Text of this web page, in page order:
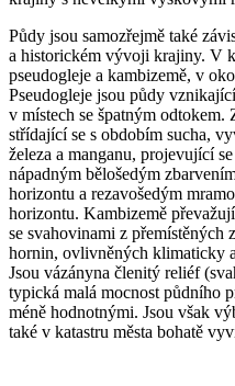
Půdy jsou samozřejmě také
a historickém vývoji krajiny. V
pseudogleje a kambizemě, v
Pseudogleje jsou půdy
v místech se špatným
střídající se s obdobím sucha,
železa a manganu, projevující
nápadným bělošedým
horizontu a rezavošedým
horizontu. Kambizemě
se svahovinami z přemístěných
hornin, ovlivněných klimaticky
Jsou vázányna členitý reliéf
typická malá mocnost půdního
méně hodnotnými. Jsou však
také v katastru města bohatě